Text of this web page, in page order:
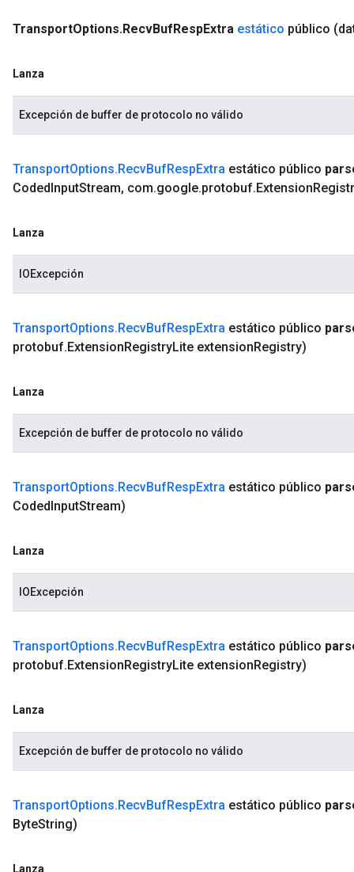
TransportOptions.RecvBufRespExtra estático público
Lanza
Excepción de buffer de protocolo no válido
TransportOptions.RecvBufRespExtra estático público
CodedInputStream, com.google.protobuf.Extension
Lanza
IOExcepción
TransportOptions.RecvBufRespExtra estático público
protobuf.ExtensionRegistryLite extensionRegistry)
Lanza
Excepción de buffer de protocolo no válido
TransportOptions.RecvBufRespExtra estático público
CodedInputStream)
Lanza
IOExcepción
TransportOptions.RecvBufRespExtra estático público
protobuf.ExtensionRegistryLite extensionRegistry)
Lanza
Excepción de buffer de protocolo no válido
TransportOptions.RecvBufRespExtra estático público
ByteString)
Lanza